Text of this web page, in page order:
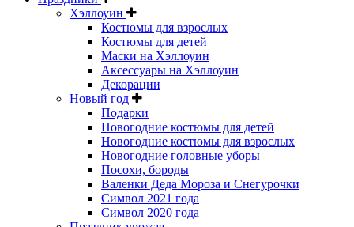
Хэллоуин
Костюмы для взрослых
Костюмы для детей
Маски на Хэллоуин
Аксессуары на Хэллоуин
Декорации
Новый год
Подарки
Новогодние костюмы для детей
Новогодние костюмы для взрослых
Новогодние головные уборы
Посохи, бороды
Валенки Деда Мороза и Снегурочки
Символ 2021 года
Символ 2020 года